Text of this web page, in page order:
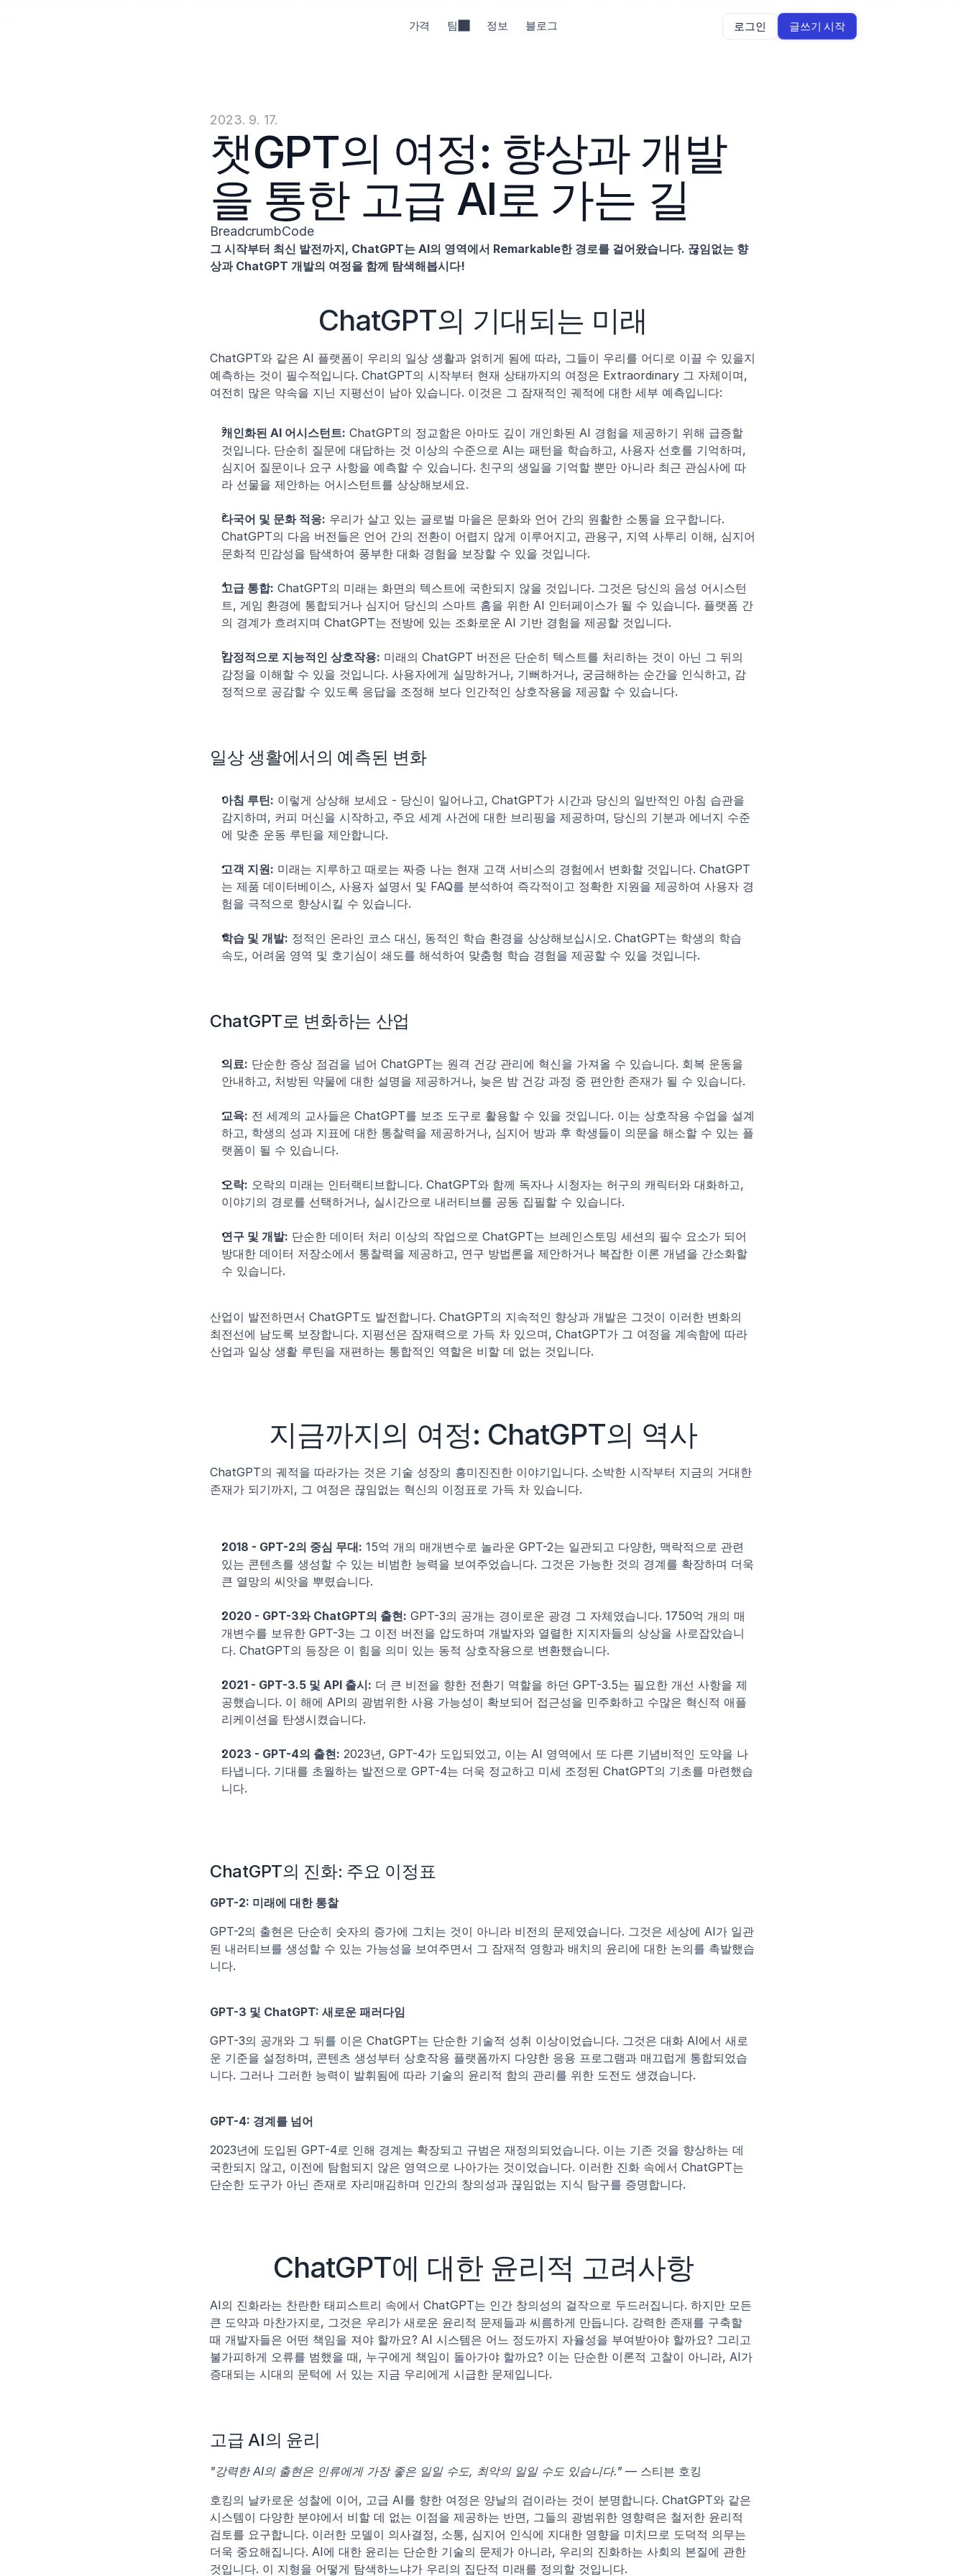
2023. 9. 17.
챗GPT의 여정: 향상과 개발
을 통한 고급 AI로 가는 길
BreadcrumbCode
그 시작부터 최신 발전까지, ChatGPT는 AI의 영역에서 Remarkable한 경로를 걸어왔습니다. 끊임없는 향
상과 ChatGPT 개발의 여정을 함께 탐색해봅시다!
ChatGPT의 기대되는 미래
ChatGPT와 같은 AI 플랫폼이 우리의 일상 생활과 얽히게 됨에 따라, 그들이 우리를 어디로 이끌 수 있을지
예측하는 것이 필수적입니다. ChatGPT의 시작부터 현재 상태까지의 여정은 Extraordinary 그 자체이며,
여전히 많은 약속을 지닌 지평선이 남아 있습니다. 이것은 그 잠재적인 궤적에 대한 세부 예측입니다:
개인화된 AI 어시스턴트: ChatGPT의 정교함은 아마도 깊이 개인화된 AI 경험을 제공하기 위해 급증할
것입니다. 단순히 질문에 대답하는 것 이상의 수준으로 AI는 패턴을 학습하고, 사용자 선호를 기억하며,
심지어 질문이나 요구 사항을 예측할 수 있습니다. 친구의 생일을 기억할 뿐만 아니라 최근 관심사에 따
라 선물을 제안하는 어시스턴트를 상상해보세요.
다국어 및 문화 적응: 우리가 살고 있는 글로벌 마을은 문화와 언어 간의 원활한 소통을 요구합니다.
ChatGPT의 다음 버전들은 언어 간의 전환이 어렵지 않게 이루어지고, 관용구, 지역 사투리 이해, 심지어
문화적 민감성을 탐색하여 풍부한 대화 경험을 보장할 수 있을 것입니다.
고급 통합: ChatGPT의 미래는 화면의 텍스트에 국한되지 않을 것입니다. 그것은 당신의 음성 어시스턴
트, 게임 환경에 통합되거나 심지어 당신의 스마트 홈을 위한 AI 인터페이스가 될 수 있습니다. 플랫폼 간
의 경계가 흐려지며 ChatGPT는 전방에 있는 조화로운 AI 기반 경험을 제공할 것입니다.
감정적으로 지능적인 상호작용: 미래의 ChatGPT 버전은 단순히 텍스트를 처리하는 것이 아닌 그 뒤의
감정을 이해할 수 있을 것입니다. 사용자에게 실망하거나, 기뻐하거나, 궁금해하는 순간을 인식하고, 감
정적으로 공감할 수 있도록 응답을 조정해 보다 인간적인 상호작용을 제공할 수 있습니다.
일상 생활에서의 예측된 변화
아침 루틴: 이렇게 상상해 보세요 - 당신이 일어나고, ChatGPT가 시간과 당신의 일반적인 아침 습관을
감지하며, 커피 머신을 시작하고, 주요 세계 사건에 대한 브리핑을 제공하며, 당신의 기분과 에너지 수준
에 맞춘 운동 루틴을 제안합니다.
고객 지원: 미래는 지루하고 때로는 짜증 나는 현재 고객 서비스의 경험에서 변화할 것입니다. ChatGPT
는 제품 데이터베이스, 사용자 설명서 및 FAQ를 분석하여 즉각적이고 정확한 지원을 제공하여 사용자 경
험을 극적으로 향상시킬 수 있습니다.
학습 및 개발: 정적인 온라인 코스 대신, 동적인 학습 환경을 상상해보십시오. ChatGPT는 학생의 학습
속도, 어려움 영역 및 호기심이 쇄도를 해석하여 맞춤형 학습 경험을 제공할 수 있을 것입니다.
ChatGPT로 변화하는 산업
의료: 단순한 증상 점검을 넘어 ChatGPT는 원격 건강 관리에 혁신을 가져올 수 있습니다. 회복 운동을
안내하고, 처방된 약물에 대한 설명을 제공하거나, 늦은 밤 건강 과정 중 편안한 존재가 될 수 있습니다.
교육: 전 세계의 교사들은 ChatGPT를 보조 도구로 활용할 수 있을 것입니다. 이는 상호작용 수업을 설계
하고, 학생의 성과 지표에 대한 통찰력을 제공하거나, 심지어 방과 후 학생들이 의문을 해소할 수 있는 플
랫폼이 될 수 있습니다.
오락: 오락의 미래는 인터랙티브합니다. ChatGPT와 함께 독자나 시청자는 허구의 캐릭터와 대화하고,
이야기의 경로를 선택하거나, 실시간으로 내러티브를 공동 집필할 수 있습니다.
연구 및 개발: 단순한 데이터 처리 이상의 작업으로 ChatGPT는 브레인스토밍 세션의 필수 요소가 되어
방대한 데이터 저장소에서 통찰력을 제공하고, 연구 방법론을 제안하거나 복잡한 이론 개념을 간소화할
수 있습니다.
산업이 발전하면서 ChatGPT도 발전합니다. ChatGPT의 지속적인 향상과 개발은 그것이 이러한 변화의
최전선에 남도록 보장합니다. 지평선은 잠재력으로 가득 차 있으며, ChatGPT가 그 여정을 계속함에 따라
산업과 일상 생활 루틴을 재편하는 통합적인 역할은 비할 데 없는 것입니다.
지금까지의 여정: ChatGPT의 역사
ChatGPT의 궤적을 따라가는 것은 기술 성장의 흥미진진한 이야기입니다. 소박한 시작부터 지금의 거대한
존재가 되기까지, 그 여정은 끊임없는 혁신의 이정표로 가득 차 있습니다.
2018 - GPT-2의 중심 무대: 15억 개의 매개변수로 놀라운 GPT-2는 일관되고 다양한, 맥락적으로 관련
있는 콘텐츠를 생성할 수 있는 비범한 능력을 보여주었습니다. 그것은 가능한 것의 경계를 확장하며 더욱
큰 열망의 씨앗을 뿌렸습니다.
2020 - GPT-3와 ChatGPT의 출현: GPT-3의 공개는 경이로운 광경 그 자체였습니다. 1750억 개의 매
개변수를 보유한 GPT-3는 그 이전 버전을 압도하며 개발자와 열렬한 지지자들의 상상을 사로잡았습니
다. ChatGPT의 등장은 이 힘을 의미 있는 동적 상호작용으로 변환했습니다.
2021 - GPT-3.5 및 API 출시: 더 큰 비전을 향한 전환기 역할을 하던 GPT-3.5는 필요한 개선 사항을 제
공했습니다. 이 해에 API의 광범위한 사용 가능성이 확보되어 접근성을 민주화하고 수많은 혁신적 애플
리케이션을 탄생시켰습니다.
2023 - GPT-4의 출현: 2023년, GPT-4가 도입되었고, 이는 AI 영역에서 또 다른 기념비적인 도약을 나
타냅니다. 기대를 초월하는 발전으로 GPT-4는 더욱 정교하고 미세 조정된 ChatGPT의 기초를 마련했습
니다.
ChatGPT의 진화: 주요 이정표
GPT-2: 미래에 대한 통찰
GPT-2의 출현은 단순히 숫자의 증가에 그치는 것이 아니라 비전의 문제였습니다. 그것은 세상에 AI가 일관
된 내러티브를 생성할 수 있는 가능성을 보여주면서 그 잠재적 영향과 배치의 윤리에 대한 논의를 촉발했습
니다.
GPT-3 및 ChatGPT: 새로운 패러다임
GPT-3의 공개와 그 뒤를 이은 ChatGPT는 단순한 기술적 성취 이상이었습니다. 그것은 대화 AI에서 새로
운 기준을 설정하며, 콘텐츠 생성부터 상호작용 플랫폼까지 다양한 응용 프로그램과 매끄럽게 통합되었습
니다. 그러나 그러한 능력이 발휘됨에 따라 기술의 윤리적 함의 관리를 위한 도전도 생겼습니다.
GPT-4: 경계를 넘어
2023년에 도입된 GPT-4로 인해 경계는 확장되고 규범은 재정의되었습니다. 이는 기존 것을 향상하는 데
국한되지 않고, 이전에 탐험되지 않은 영역으로 나아가는 것이었습니다. 이러한 진화 속에서 ChatGPT는
단순한 도구가 아닌 존재로 자리매김하며 인간의 창의성과 끊임없는 지식 탐구를 증명합니다.
ChatGPT에 대한 윤리적 고려사항
AI의 진화라는 찬란한 태피스트리 속에서 ChatGPT는 인간 창의성의 걸작으로 두드러집니다. 하지만 모든
큰 도약과 마찬가지로, 그것은 우리가 새로운 윤리적 문제들과 씨름하게 만듭니다. 강력한 존재를 구축할
때 개발자들은 어떤 책임을 져야 할까요? AI 시스템은 어느 정도까지 자율성을 부여받아야 할까요? 그리고
불가피하게 오류를 범했을 때, 누구에게 책임이 돌아가야 할까요? 이는 단순한 이론적 고찰이 아니라, AI가
증대되는 시대의 문턱에 서 있는 지금 우리에게 시급한 문제입니다.
고급 AI의 윤리
"강력한 AI의 출현은 인류에게 가장 좋은 일일 수도, 최악의 일일 수도 있습니다." — 스티븐 호킹
호킹의 날카로운 성찰에 이어, 고급 AI를 향한 여정은 양날의 검이라는 것이 분명합니다. ChatGPT와 같은
시스템이 다양한 분야에서 비할 데 없는 이점을 제공하는 반면, 그들의 광범위한 영향력은 철저한 윤리적
검토를 요구합니다. 이러한 모델이 의사결정, 소통, 심지어 인식에 지대한 영향을 미치므로 도덕적 의무는
더욱 중요해집니다. AI에 대한 윤리는 단순한 기술의 문제가 아니라, 우리의 진화하는 사회의 본질에 관한
것입니다. 이 지형을 어떻게 탐색하느냐가 우리의 집단적 미래를 정의할 것입니다.
가격 팀 정보 블로그 로그인 글쓰기 시작